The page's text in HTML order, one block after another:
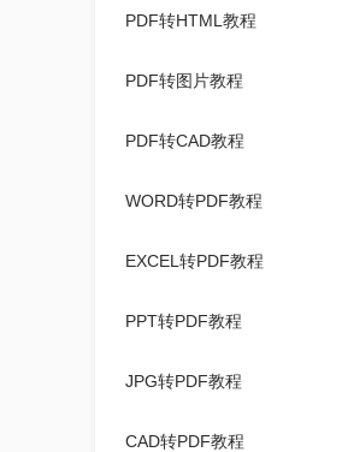
PDF转HTML教程
PDF转图片教程
PDF转CAD教程
WORD转PDF教程
EXCEL转PDF教程
PPT转PDF教程
JPG转PDF教程
CAD转PDF教程